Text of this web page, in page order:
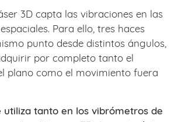
3D capta las vibraciones en las
Para ello, tres haces
punto desde distintos ángulos,
por completo tanto el
plano como el movimiento fuera
utiliza tanto en los vibrómetros de